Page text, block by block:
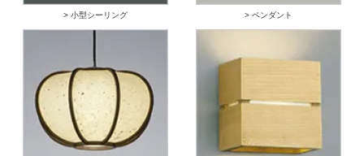
> 小型シーリング > ペンダント